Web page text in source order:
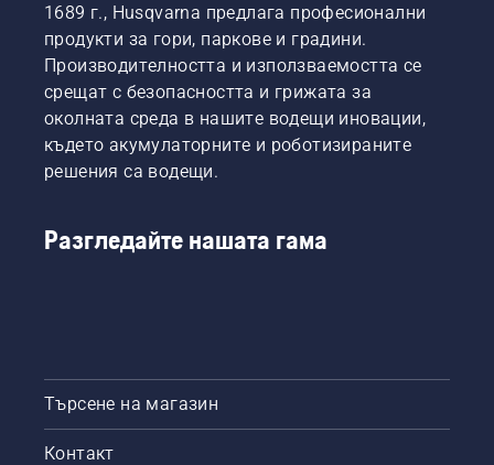
1689 г., Husqvarna предлага професионални
продукти за гори, паркове и градини.
Производителността и използваемостта се
срещат с безопасността и грижата за
околната среда в нашите водещи иновации,
където акумулаторните и роботизираните
решения са водещи.
Разгледайте нашата гама
Търсене на магазин
Контакт